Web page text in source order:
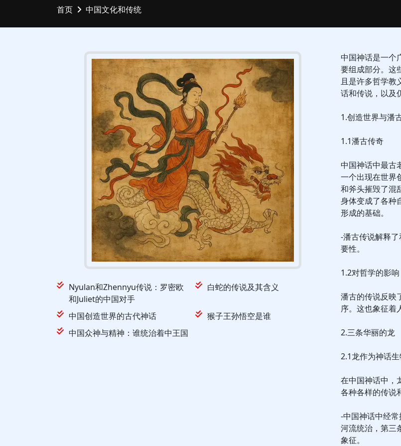
首页 中国文化和传统
Nyulan和Zhennyu传说：罗密欧
和Juliet的中国对手
白蛇的传说及其含义
中国创造世界的古代神话
猴子王孙悟空是谁
中国众神与精神：谁统治着中王国
中国神话是一个
要组成部分。这
且是许多哲学教
话和传说，以及
1.创造世界与潘
1.1潘古传奇
中国神话中最古
一个出现在世界
和斧头摧毁了混
身体变成了各种
形成的基础。
-潘古传说解释
要性。
1.2对哲学的影响
潘古的传说反映
序。这也象征着
2.三条华丽的龙
2.1龙作为神话生
在中国神话中，
各种各样的传说
-中国神话中经
河流统治，第三
象征。